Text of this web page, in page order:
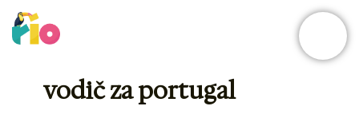
Skip
to
vodič za portugal